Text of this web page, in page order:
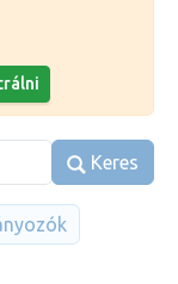
Keres